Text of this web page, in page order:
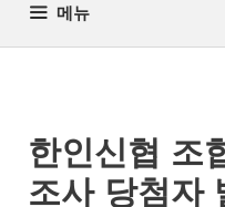
기
메뉴
한인신협 조
조사 당첨자